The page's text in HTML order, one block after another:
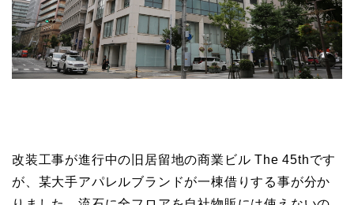
改装工事が進行中の旧居留地の商業ビル The 45thです
が、某大手アパレルブランドが一棟借りする事が分か